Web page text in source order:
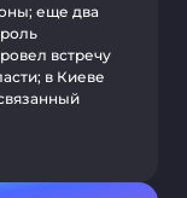
еще два
встречу
в Киеве